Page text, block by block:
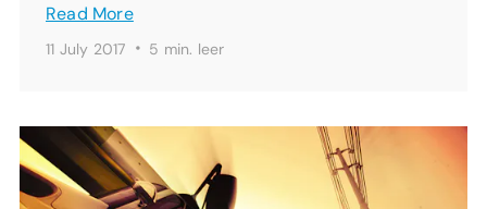
Read More
11 July 2017 · 5 min. leer